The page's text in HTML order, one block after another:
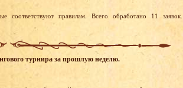
соответствуют правилам. Всего обработано 11 заявок.
турнира за прошлую неделю.